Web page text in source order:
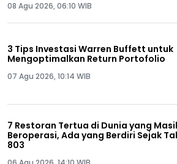
08 Agu 2026, 06:10 WIB
3 Tips Investasi Warren Buffett untuk
Mengoptimalkan Return Portofolio
07 Agu 2026, 10:14 WIB
7 Restoran Tertua di Dunia yang
Beroperasi, Ada yang Berdiri Sejak
803